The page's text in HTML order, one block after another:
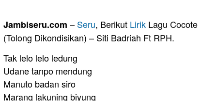
Jambiseru.com – Seru, Berikut Lirik Lagu Cocote
(Tolong Dikondisikan) – Siti Badriah Ft RPH.
Tak lelo lelo ledung
Udane tanpo mendung
Manuto badan siro
Marang lakuning biyung